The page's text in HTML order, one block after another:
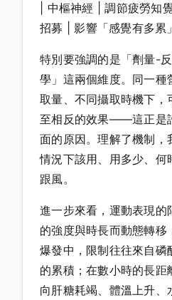
| 中樞神經 | 調節疲勞知
招募 | 影響「感覺有多累
特別要強調的是「劑量-
學」這兩個維度。同一種
取量、不同攝取時機下，
至相反的效果——這正是
面的原因。理解了機制，
情況下該用、用多少、何
跟風。
進一步來看，運動表現的
的強度與時長而動態轉移
爆發中，限制往往來自磷
的累積；在數小時的長距
向肝糖耗竭、體溫上升、